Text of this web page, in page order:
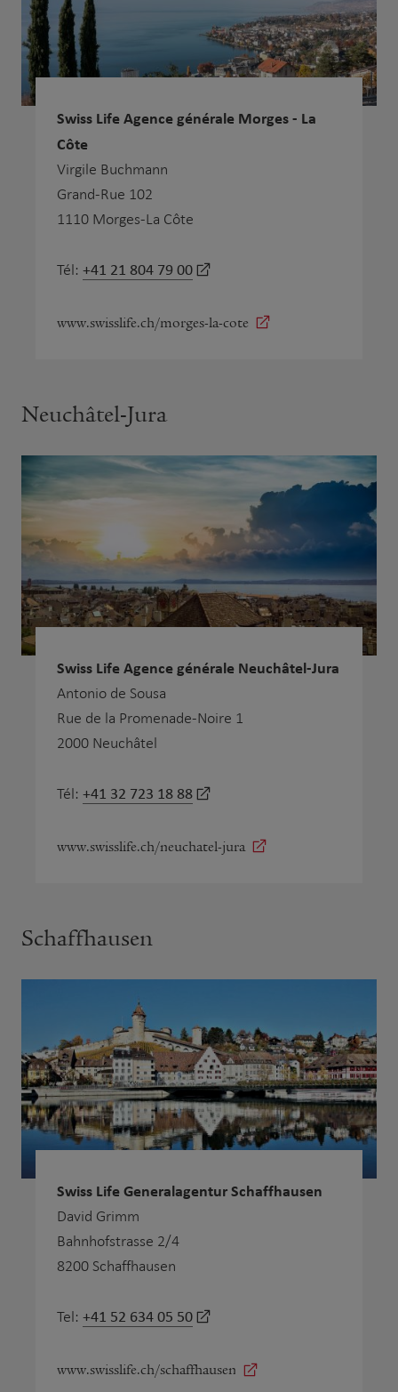
Swiss Life Agence générale Morges - La
Côte
Virgile Buchmann
Grand-Rue 102
1110 Morges-La Côte
Tél: +41 21 804 79 00
www.swisslife.ch/morges-la-cote
Neuchâtel-Jura
Swiss Life Agence générale Neuchâtel-Jura
Antonio de Sousa
Rue de la Promenade-Noire 1
2000 Neuchâtel
Tél: +41 32 723 18 88
www.swisslife.ch/neuchatel-jura
Schaffhausen
Swiss Life Generalagentur Schaffhausen
David Grimm
Bahnhofstrasse 2/4
8200 Schaffhausen
Tel: +41 52 634 05 50
www.swisslife.ch/schaffhausen